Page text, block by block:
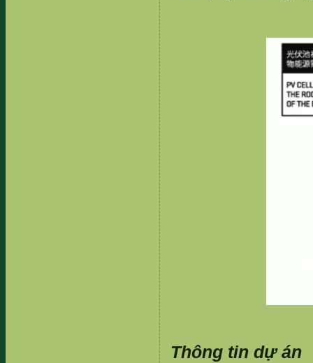
Thông tin dự án